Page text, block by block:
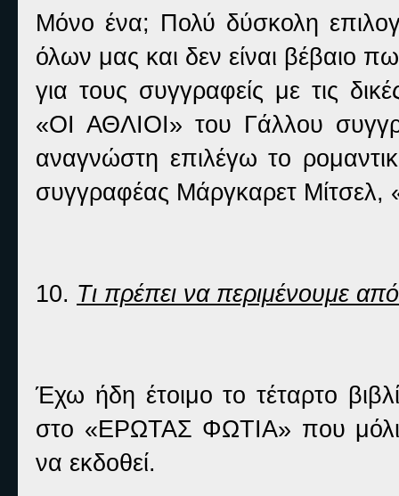
Μόνο ένα; Πολύ δύσκολη
όλων μας και δεν είναι βέβαιο
για τους συγγραφείς με τις
«ΟΙ ΑΘΛΙΟΙ» του Γάλλου
αναγνώστη επιλέγω το
συγγραφέας Μάργκαρετ
10. Τι πρέπει να περιμένουμε
Έχω ήδη έτοιμο το τέταρτο
στο «ΕΡΩΤΑΣ ΦΩΤΙΑ» που
να εκδοθεί.